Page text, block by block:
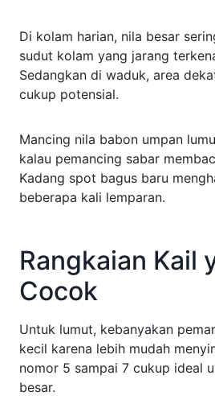
Di kolam harian, nila besar
sudut kolam yang jarang
Sedangkan di waduk, area
cukup potensial.
Mancing nila babon umpan
kalau pemancing sabar
Kadang spot bagus baru
beberapa kali lemparan.
Rangkaian Kail
Cocok
Untuk lumut, kebanyakan
kecil karena lebih mudah
nomor 5 sampai 7 cukup ideal
besar.